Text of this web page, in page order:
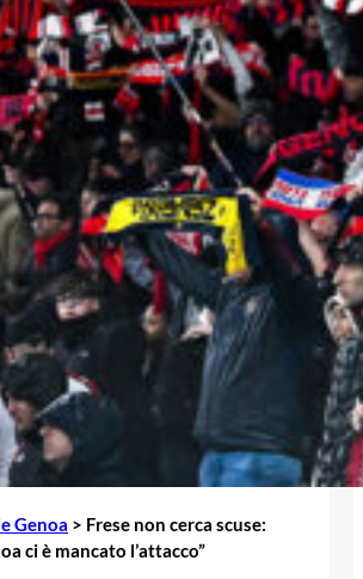
Genoa > Frese non cerca scuse:
ci è mancato l’attacco”